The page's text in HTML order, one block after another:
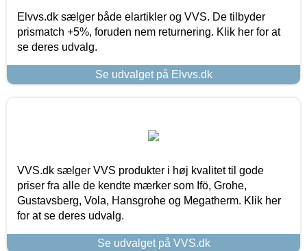
Elvvs.dk sælger både elartikler og VVS. De tilbyder
prismatch +5%, foruden nem returnering. Klik her for at
se deres udvalg.
Se udvalget på Elvvs.dk
VVS.dk sælger VVS produkter i høj kvalitet til gode
priser fra alle de kendte mærker som Ifö, Grohe,
Gustavsberg, Vola, Hansgrohe og Megatherm. Klik her
for at se deres udvalg.
Se udvalget på VVS.dk